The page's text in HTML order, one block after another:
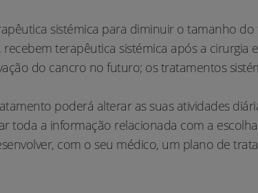
sistémica para diminuir o tamanho
terapêutica sistémica após a
do cancro no futuro; os tratamentos
poderá alterar as suas atividades
toda a informação relacionada com a
com o seu médico, um plano de